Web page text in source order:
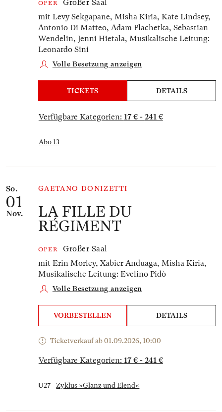
OPER
Großer Saal
mit Levy Sekgapane, Misha Kiria, Kate Lindsey,
Antonio Di Matteo, Adam Plachetka, Sebastian
Wendelin, Jenni Hietala, Musikalische Leitung:
Leonardo Sini
Volle Besetzung anzeigen
TICKETS DETAILS
Verfügbare Kategorien: 17 € - 241 €
Abo 13
So.
01
Nov.
GAETANO DONIZETTI
LA FILLE DU
RÉGIMENT
OPER
Großer Saal
mit Erin Morley, Xabier Anduaga, Misha Kiria,
Musikalische Leitung: Evelino Pidò
Volle Besetzung anzeigen
VORBESTELLEN DETAILS
Ticketverkauf ab 01.09.2026, 10:00
Verfügbare Kategorien: 17 € - 241 €
U27 Zyklus »Glanz und Elend«